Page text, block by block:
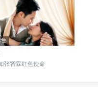
张智霖红色使命